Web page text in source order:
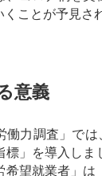
ことが予見さ
意義
働力調査」では
標」を導入しま
希望就業者」は